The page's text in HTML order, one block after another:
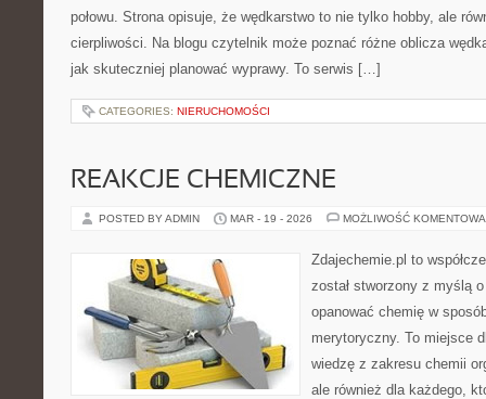
połowu. Strona opisuje, że wędkarstwo to nie tylko hobby, ale
cierpliwości. Na blogu czytelnik może poznać różne oblicza
jak skuteczniej planować wyprawy. To serwis […]
CATEGORIES: NIERUCHOMOŚCI
REAKCJE CHEMICZNE
POSTED BY ADMIN MAR - 19 - 2026 MOŻLIWOŚĆ
Zdajechemie.pl to
został stworzony z myślą
opanować chemię w
merytoryczny. To miejsce
wiedzę z zakresu chemii
ale również dla każdego,